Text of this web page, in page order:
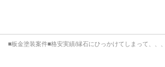
■板金塗装案件■格安実績/縁石にひっかけてしまって、、、